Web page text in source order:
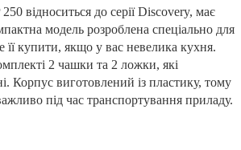
відноситься до серії Discovery, має
модель розроблена спеціально для
купити, якщо у вас невелика кухня.
2 чашки та 2 ложки, які
Корпус виготовлений із пластику, тому
під час транспортування приладу.